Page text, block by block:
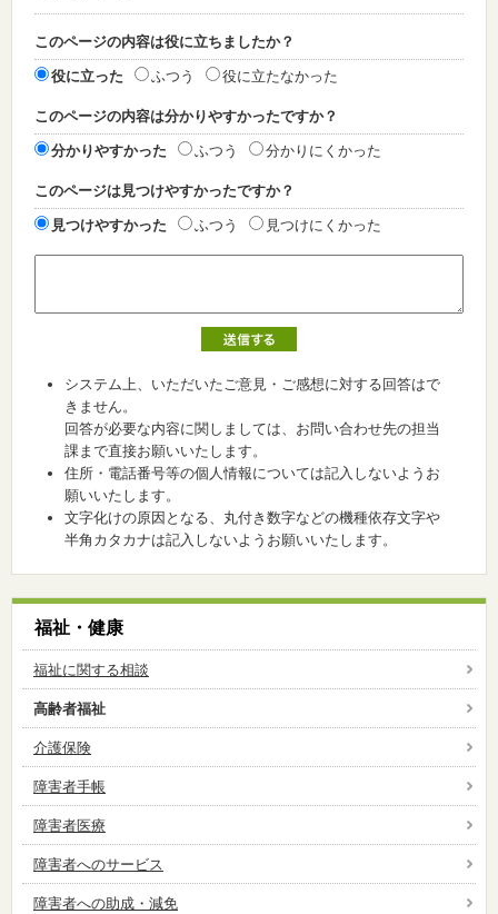
このページの内容は役に立ちましたか？
役に立った ふつう 役に立たなかった
このページの内容は分かりやすかったですか？
分かりやすかった ふつう 分かりにくかった
このページは見つけやすかったですか？
見つけやすかった ふつう 見つけにくかった
システム上、いただいたご意見・ご感想に対する回答はで
きません。
回答が必要な内容に関しましては、お問い合わせ先の担当
課まで直接お願いいたします。
住所・電話番号等の個人情報については記入しないようお
願いいたします。
文字化けの原因となる、丸付き数字などの機種依存文字や
半角カタカナは記入しないようお願いいたします。
福祉・健康
福祉に関する相談
高齢者福祉
介護保険
障害者手帳
障害者医療
障害者へのサービス
障害者への助成・減免